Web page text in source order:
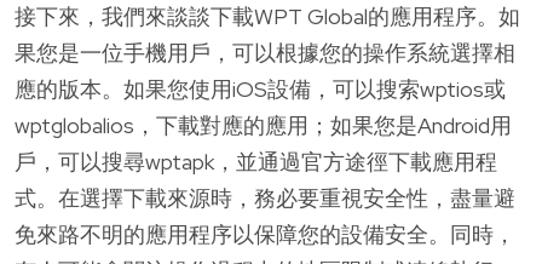
接下來，我們來談談下載WPT Global的應用程序。如
果您是一位手機用戶，可以根據您的操作系統選擇相
應的版本。如果您使用iOS設備，可以搜索wptios或
wptglobalios，下載對應的應用；如果您是Android用
戶，可以搜尋wptapk，並通過官方途徑下載應用程
式。在選擇下載來源時，務必要重視安全性，盡量避
免來路不明的應用程序以保障您的設備安全。同時，